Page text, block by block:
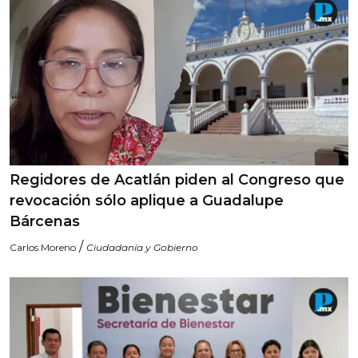
Regidores de Acatlán piden al Congreso que
revocación sólo aplique a Guadalupe
Bárcenas
Carlos Moreno / Ciudadanía y Gobierno